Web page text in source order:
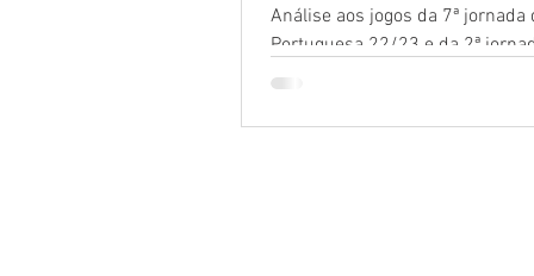
Umbabarauma Topo Norte
Benficologia Rescaldos
Análise aos jogos da 7ª jornada
Portuguesa 22/23 e da 2ª
dos Campeões, frente a Marítimo